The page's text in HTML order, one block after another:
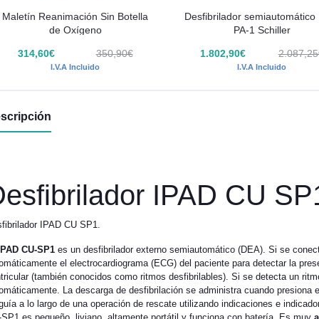
Maletín Reanimación Sin Botella
de Oxígeno
314,60€ 350,90€
I.V.A Incluido
Desfibrilador semiautomático
PA-1 Schiller
1.802,90€
I.V.A Incluido
IPAD CU
IPAD CU SP1.
IPAD CU-SP1es un desfibrilador externo semiautomático (DEA). Si se
el electrocardiograma (ECG) del paciente para detectar la
(también conocidos como ritmos desfibrilables). Si se detecta un
La descarga de desfibrilación se administra cuando
a lo largo de una operación de rescate utilizando indicaciones e